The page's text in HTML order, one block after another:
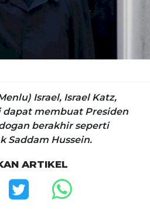
Israel, Israel Katz,
membuat Presiden
berakhir seperti
Saddam Hussein.
ARTIKEL